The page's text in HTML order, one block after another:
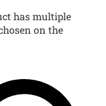
has multiple
on the